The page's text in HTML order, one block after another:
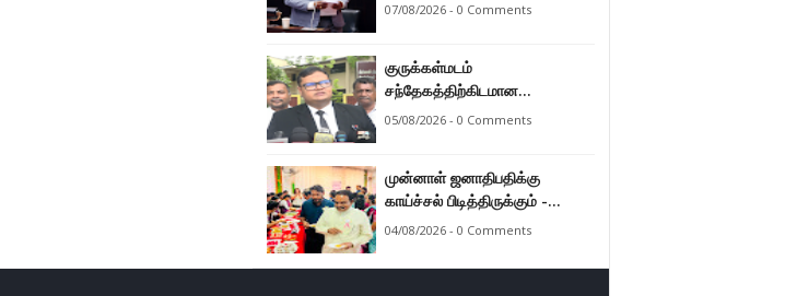
07/08/2026 - 0 Comments
குருக்கள்மடம்
சந்தேகத்திற்கிடமான
மனிதப்புதைகுழி தொடர்பான
தவணையிடப்பட்டுள்ளது.
05/08/2026 - 0 Comments
முன்னாள் ஜனாதிபதிக்கு
காய்ச்சல் பிடித்திருக்கும் -
பாராளுமன்ற உறுப்பினர் ஸ்ரீநேசன்
04/08/2026 - 0 Comments